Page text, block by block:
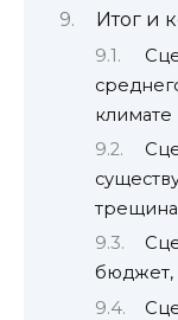
Итог и
климате
бюджет,